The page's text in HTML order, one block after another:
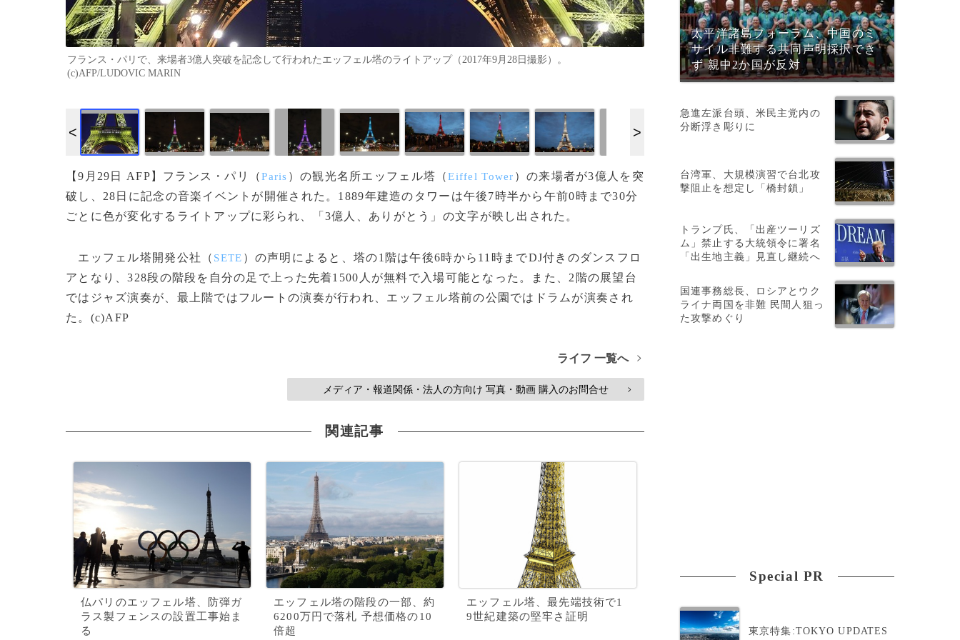
フランス・パリで、来場者3億人突破を記念して行われたエッフェル塔のライトアップ（2017年9月28日撮影）。
(c)AFP/LUDOVIC MARIN
【9月29日 AFP】フランス・パリ（Paris ）の観光名所エッフェル塔（Eiffel Tower ）の来場者が3億人を突
破し、28日に記念の音楽イベントが開催された。1889年建造のタワーは午後7時半から午前0時まで30分
ごとに色が変化するライトアップに彩られ、「3億人、ありがとう」の文字が映し出された。
エッフェル塔開発公社（ SETE ）の声明によると、塔の1階は午後6時から11時までDJ付きのダンスフロ
アとなり、328段の階段を自分の足で上った先着1500人が無料で入場可能となった。また、2階の展望台
ではジャズ演奏が、最上階ではフルートの演奏が行われ、エッフェル塔前の公園ではドラムが演奏され
た。(c)AFP
ライフ 一覧へ >
メディア・報道関係・法人の方向け 写真・動画 購入のお問合せ >
関連記事
仏パリのエッフェル塔、防弾ガ
ラス製フェンスの設置工事始ま
る
エッフェル塔の階段の一部、約
6200万円で落札 予想価格の10
倍超
エッフェル塔、最先端技術で1
9世紀建築の堅牢さ証明
太平洋諸島フォーラム、中国のミ
サイル非難する共同声明採択でき
ず 親中2か国が反対
急進左派台頭、米民主党内の
分断浮き彫りに
台湾軍、大規模演習で台北攻
撃阻止を想定し「橋封鎖」
トランプ氏、「出産ツーリズ
ム」禁止する大統領令に署名
「出生地主義」見直し継続へ
国連事務総長、ロシアとウク
ライナ両国を非難 民間人狙っ
た攻撃めぐり
Special PR
東京特集:TOKYO UPDATES